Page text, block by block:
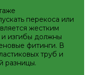
перекоса или
жестким
и изгибы должны
фитинги. В
труб и
разницы.